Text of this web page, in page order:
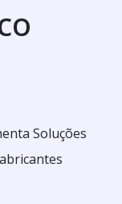
Soluções